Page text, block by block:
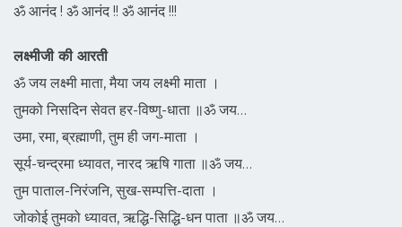
ॐ आनंद ! ॐ आनंद !! ॐ आनंद !!!
लक्ष्मीजी की आरती
ॐ जय लक्ष्मी माता, मैया जय लक्ष्मी माता ।
तुमको निसदिन सेवत हर-विष्णु-धाता ॥ॐ जय…
उमा, रमा, ब्रह्माणी, तुम ही जग-माता ।
सूर्य-चन्द्रमा ध्यावत, नारद ऋषि गाता ॥ॐ जय…
तुम पाताल-निरंजनि, सुख-सम्पत्ति-दाता ।
जोकोई तुमको ध्यावत, ऋद्धि-सिद्धि-धन पाता ॥ॐ जय…